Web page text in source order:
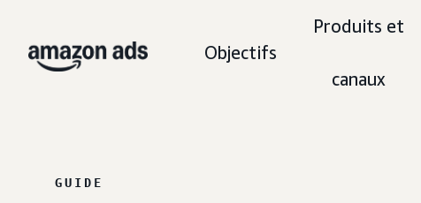
Objectifs
Produits et
canaux
GUIDE